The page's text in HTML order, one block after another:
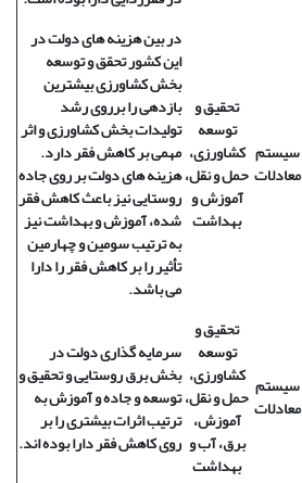
سیستم
معادلات
تحقیق و
توسعه
کشاورزی،
حمل و نقل،
آموزش و
بهداشت
در بین هزینه های دولت در
این کشور تحقق و توسعه
بخش کشاورزی بیشترین
بازدهی را برروی رشد
تولیدات بخش کشاورزی و اثر
مهمی بر کاهش فقر دارد.
هزینه های دولت بر روی جاده
روستایی نیز باعث کاهش فقر
شده، آموزش و بهداشت نیز
به ترتیب سومین و چهارمین
تأثیر را بر کاهش فقر را دارا
می باشد.
سیستم
معادلات
تحقیق و
توسعه
کشاورزی،
حمل و نقل،
آموزش،
برق، آب و
بهداشت
سرمایه گذاری دولت در
بخش برق روستایی و تحقیق و
توسعه و جاده و آموزش به
ترتیب اثرات بیشتری را بر
روی کاهش فقر دارا بوده اند.